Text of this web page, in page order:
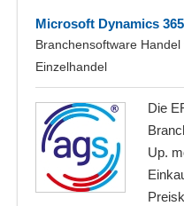
Microsoft Dynamics
Branchensoftware
Einzelhandel
Die
Up.